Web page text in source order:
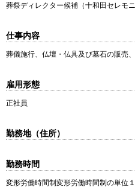
葬祭ディレクター候補（十和田セレモニ
仕事内容
葬儀施行、仏壇・仏具及び墓石の販売
雇用形態
正社員
勤務地（住所）
勤務時間
変形労働時間制変形労働時間制の単位